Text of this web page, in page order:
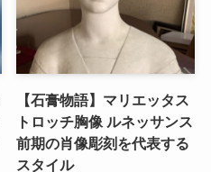
【石膏物語】マリエッタス
トロッチ胸像 ルネッサンス
前期の肖像彫刻を代表する
スタイル